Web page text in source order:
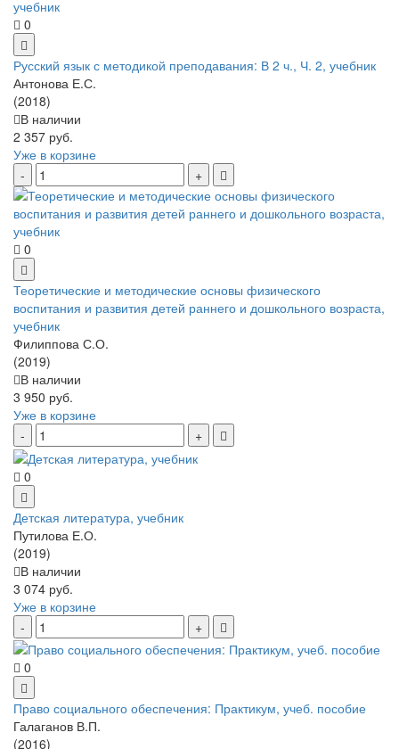
0
Русский язык с методикой преподавания: В 2 ч., Ч. 2, учебник
Антонова Е.С.
(2018)
В наличии
2 357 руб.
Уже в корзине
0
Теоретические и методические основы физического
воспитания и развития детей раннего и дошкольного возраста,
учебник
Филиппова С.О.
(2019)
В наличии
3 950 руб.
Уже в корзине
0
Детская литература, учебник
Путилова Е.О.
(2019)
В наличии
3 074 руб.
Уже в корзине
0
Право социального обеспечения: Практикум, учеб. пособие
Галаганов В.П.
(2016)